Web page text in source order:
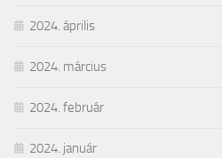
2024. április
2024. március
2024. február
2024. január